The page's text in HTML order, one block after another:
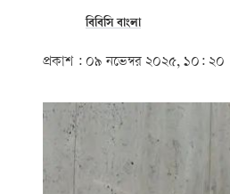
বিবিসি বাংলা
প্রকাশ : ০৯ নভেম্বর ২০২৫, ১০: ২০